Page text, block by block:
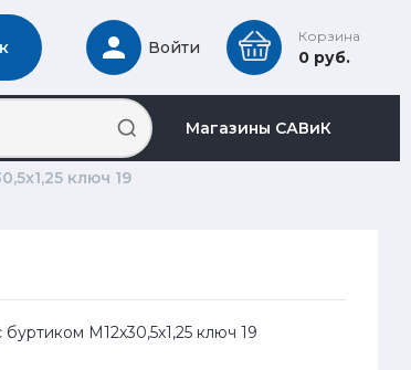
Войти
Корзина
0 руб.
Магазины САВиК
ключ 19
М12х30,5х1,25 ключ 19